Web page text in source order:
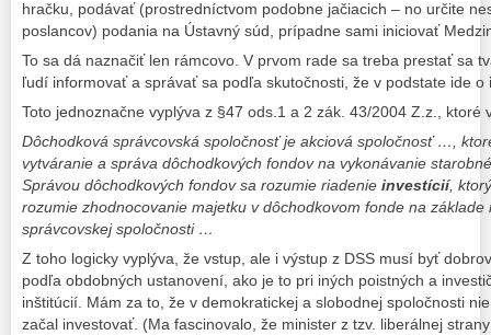
hračku, podávať (prostredníctvom podobne jačiacich – no určite
poslancov) podania na Ústavný súd, prípadne sami iniciovať
To sa dá naznačiť len rámcovo. V prvom rade sa treba prestať sa
ľudí informovať a správať sa podľa skutočnosti, že v podstate ide o
Toto jednoznačne vyplýva z §47 ods.1 a 2 zák. 43/2004 Z.z., ktoré
Dôchodková správcovská spoločnosť je akciová spoločnosť …,
vytváranie a správa dôchodkových fondov na vykonávanie
Správou dôchodkových fondov sa rozumie riadenie investícií,
rozumie zhodnocovanie majetku v dôchodkovom fonde na
správcovskej spoločnosti …
Z toho logicky vyplýva, že vstup, ale i výstup z DSS musí byť
podľa obdobných ustanovení, ako je to pri iných poistných a
inštitúcií. Mám za to, že v demokratickej a slobodnej spoločnosti
začal investovať. (Ma fascinovalo, že minister z tzv. liberálnej